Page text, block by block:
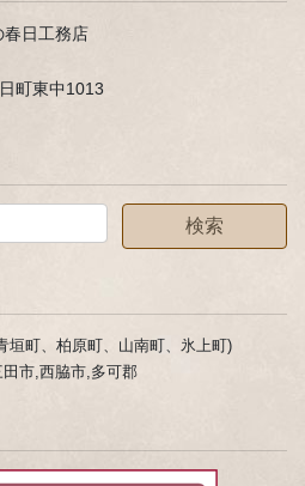
日工務店
町東中1013
垣町、柏原町、山南町、氷上町)
市,西脇市,多可郡